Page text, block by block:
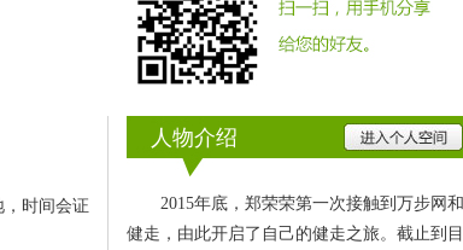
时间会证
人物介绍
2015年底，郑荣荣第一次接触到万步网和
健走，由此开启了自己的健走之旅。截止到目